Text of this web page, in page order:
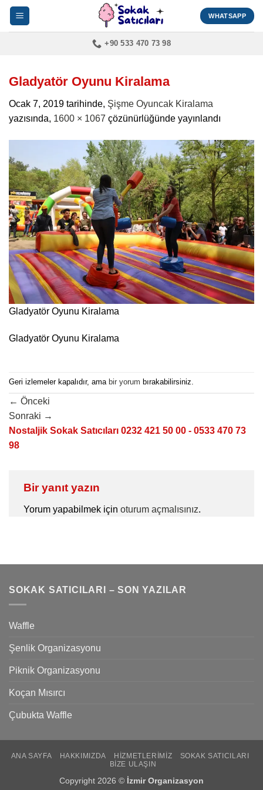
İçeriğe
atla
WHATSAPP
+90 533 470 73 98
Gladyatör Oyunu Kiralama
Ocak 7, 2019 tarihinde, Şişme Oyuncak Kiralama
yazısında, 1600 × 1067 çözünürlüğünde yayınlandı
Gladyatör Oyunu Kiralama
Gladyatör Oyunu Kiralama
Geri izlemeler kapalıdır, ama bir yorum bırakabilirsiniz.
← Önceki
Sonraki →
Nostaljik Sokak Satıcıları 0232 421 50 00 - 0533 470 73
98
Bir yanıt yazın
Yorum yapabilmek için oturum açmalısınız.
SOKAK SATICILARI – SON YAZILAR
Waffle
Şenlik Organizasyonu
Piknik Organizasyonu
Koçan Mısırcı
Çubukta Waffle
ANA SAYFA HAKKIMIZDA HIZMETLERIMIZ
SOKAK SATICILARI
BIZE ULAŞIN
Copyright 2026 © İzmir Organizasyon